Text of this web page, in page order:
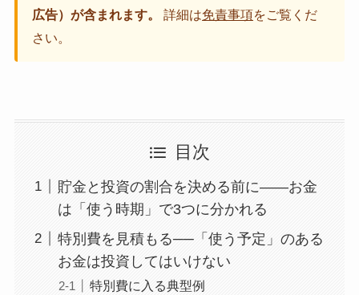
広告）が含まれます。
詳細は免責事項をご覧くだ
さい。
目次
貯金と投資の割合を決める前に——お金
は「使う時期」で3つに分かれる
特別費を見積もる──「使う予定」のある
お金は投資してはいけない
特別費に入る典型例